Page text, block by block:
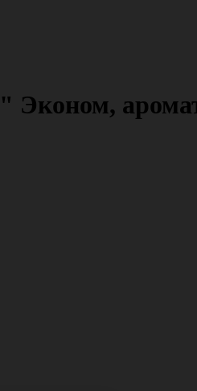
Эконом,